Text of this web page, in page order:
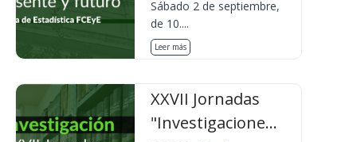
Sábado 2 de septiembre,
de 10....
Leer más
XXVII Jornadas
"Investigacione...